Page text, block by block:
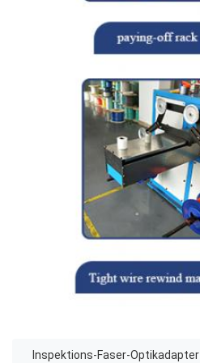
Inspektions-Faser-Optikadapter